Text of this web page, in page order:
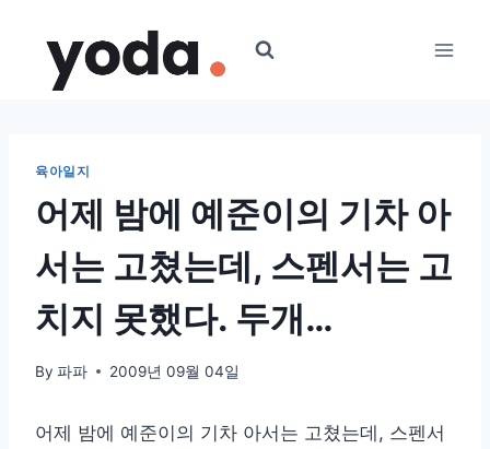
content
육아일지
어제 밤에 예준이의 기차 아
서는 고쳤는데, 스펜서는 고
치지 못했다. 두개…
By 파파 2009년 09월 04일
어제 밤에 예준이의 기차 아서는 고쳤는데, 스펜서